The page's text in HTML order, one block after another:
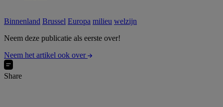
Binnenland Brussel Europa milieu welzijn
Neem deze publicatie als eerste over!
Neem het artikel ook over
Share